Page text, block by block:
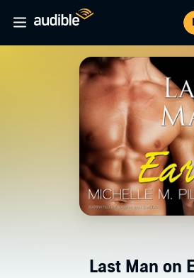
Last Man on